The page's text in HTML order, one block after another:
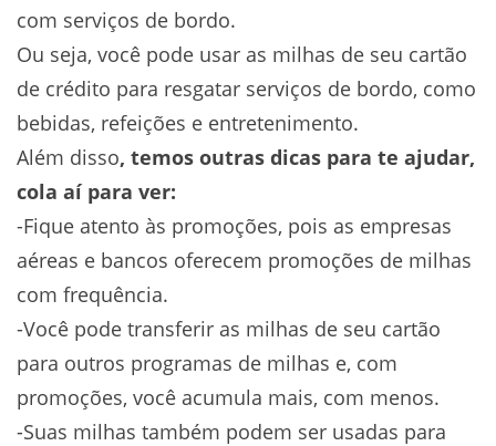
com serviços de bordo.
Ou seja, você pode usar as milhas de seu cartão
de crédito para resgatar serviços de bordo, como
bebidas, refeições e entretenimento.
Além disso, temos outras dicas para te ajudar,
cola aí para ver:
-Fique atento às promoções, pois as empresas
aéreas e bancos oferecem promoções de milhas
com frequência.
-Você pode transferir as milhas de seu cartão
para outros programas de milhas e, com
promoções, você acumula mais, com menos.
-Suas milhas também podem ser usadas para